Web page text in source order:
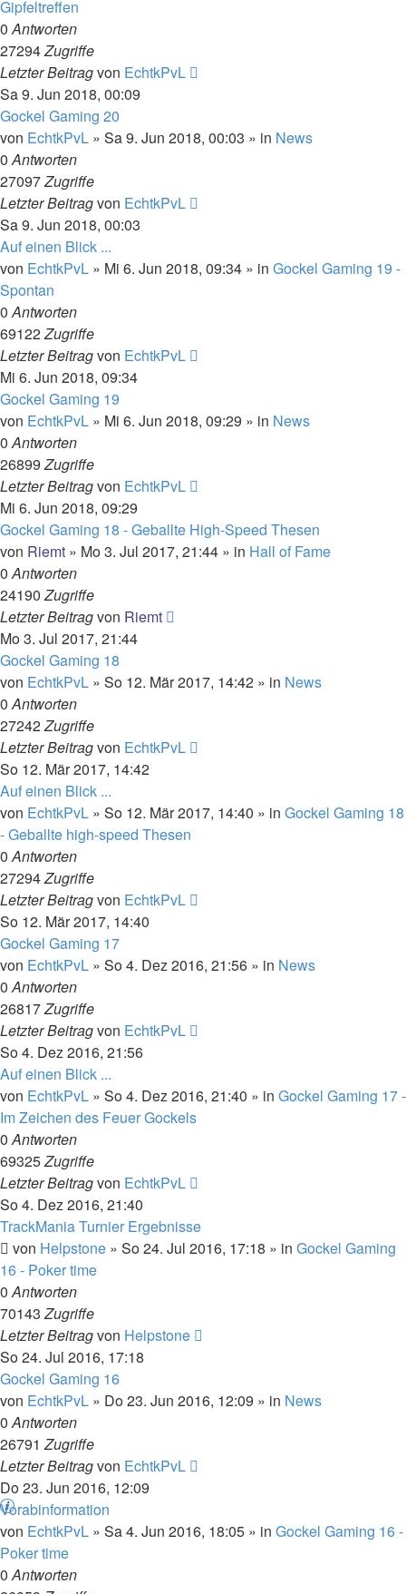
Gipfeltreffen
0Antworten
27294Zugriffe
Letzter Beitragvon EchtkPvL
Sa 9. Jun 2018, 00:09
Gockel Gaming 20
von EchtkPvL » Sa 9. Jun 2018, 00:03 » in News
0Antworten
27097Zugriffe
Letzter Beitragvon EchtkPvL
Sa 9. Jun 2018, 00:03
Auf einen Blick ...
von EchtkPvL » Mi 6. Jun 2018, 09:34 » in Gockel Gaming 19 -
Spontan
0Antworten
69122Zugriffe
Letzter Beitragvon EchtkPvL
Mi 6. Jun 2018, 09:34
Gockel Gaming 19
von EchtkPvL » Mi 6. Jun 2018, 09:29 » in News
0Antworten
26899Zugriffe
Letzter Beitragvon EchtkPvL
Mi 6. Jun 2018, 09:29
Gockel Gaming 18 - Geballte High-Speed Thesen
von Riemt » Mo 3. Jul 2017, 21:44 » in Hall of Fame
0Antworten
24190Zugriffe
Letzter Beitragvon Riemt
Mo 3. Jul 2017, 21:44
Gockel Gaming 18
von EchtkPvL » So 12. Mär 2017, 14:42 » in News
0Antworten
27242Zugriffe
Letzter Beitragvon EchtkPvL
So 12. Mär 2017, 14:42
Auf einen Blick ...
von EchtkPvL » So 12. Mär 2017, 14:40 » in Gockel Gaming 18
- Geballte high-speed Thesen
0Antworten
27294Zugriffe
Letzter Beitragvon EchtkPvL
So 12. Mär 2017, 14:40
Gockel Gaming 17
von EchtkPvL » So 4. Dez 2016, 21:56 » in News
0Antworten
26817Zugriffe
Letzter Beitragvon EchtkPvL
So 4. Dez 2016, 21:56
Auf einen Blick ...
von EchtkPvL » So 4. Dez 2016, 21:40 » in Gockel Gaming 17 -
Im Zeichen des Feuer Gockels
0Antworten
69325Zugriffe
Letzter Beitragvon EchtkPvL
So 4. Dez 2016, 21:40
TrackMania Turnier Ergebnisse
von Helpstone » So 24. Jul 2016, 17:18 » in Gockel Gaming
16 - Poker time
0Antworten
70143Zugriffe
Letzter Beitragvon Helpstone
So 24. Jul 2016, 17:18
Gockel Gaming 16
von EchtkPvL » Do 23. Jun 2016, 12:09 » in News
0Antworten
26791Zugriffe
Letzter Beitragvon EchtkPvL
Do 23. Jun 2016, 12:09
Vorabinformation
von EchtkPvL » Sa 4. Jun 2016, 18:05 » in Gockel Gaming 16 -
Poker time
0Antworten